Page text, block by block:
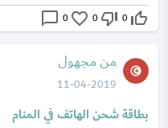
thumb_up_off_alt
0
thumb_down_off_alt
0
favorite_border
0
chat_bubble_outline
من مجهول
11-04-2019
بطاقة شحن الهاتف في المنام